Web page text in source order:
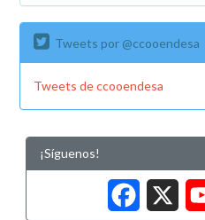
Tweets por @ccooendesa
Tweets de ccooendesa
¡Síguenos!